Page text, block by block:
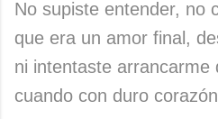
No supiste entender, no
que era un amor final,
ni intentaste arrancarme
cuando con duro